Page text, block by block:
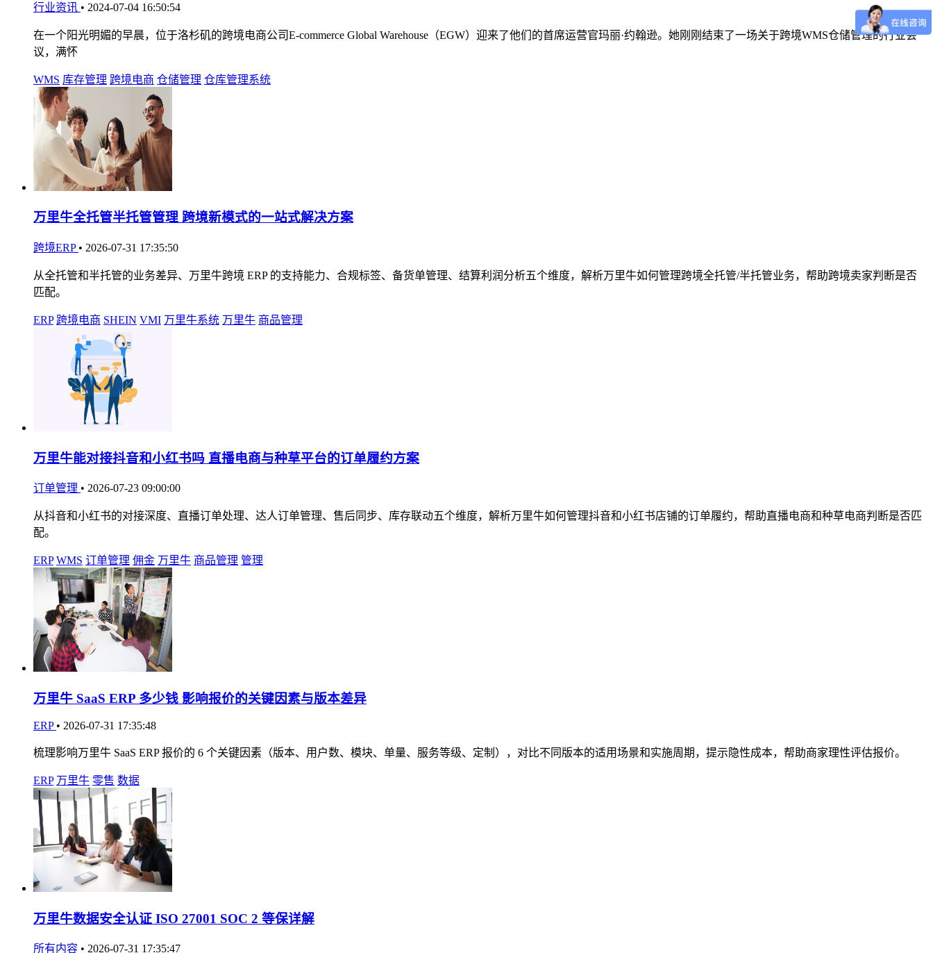
行业资讯 • 2024-07-04 16:50:54
在一个阳光明媚的早晨，位于洛杉矶的跨境电商公司E-commerce Global Warehouse（EGW）迎来了他们的首席运营官玛丽·约翰逊。她刚刚结束了一场关于跨境WMS仓储管理的行业会
议，满怀
WMS 库存管理 跨境电商 仓储管理 仓库管理系统
万里牛全托管半托管管理 跨境新模式的一站式解决方案
跨境ERP • 2026-07-31 17:35:50
从全托管和半托管的业务差异、万里牛跨境 ERP 的支持能力、合规标签、备货单管理、结算利润分析五个维度，解析万里牛如何管理跨境全托管/半托管业务，帮助跨境卖家判断是否
匹配。
ERP 跨境电商 SHEIN VMI 万里牛系统 万里牛 商品管理
万里牛能对接抖音和小红书吗 直播电商与种草平台的订单履约方案
订单管理 • 2026-07-23 09:00:00
从抖音和小红书的对接深度、直播订单处理、达人订单管理、售后同步、库存联动五个维度，解析万里牛如何管理抖音和小红书店铺的订单履约，帮助直播电商和种草电商判断是否匹
配。
ERP WMS 订单管理 佣金 万里牛 商品管理 管理
万里牛 SaaS ERP 多少钱 影响报价的关键因素与版本差异
ERP • 2026-07-31 17:35:48
梳理影响万里牛 SaaS ERP 报价的 6 个关键因素（版本、用户数、模块、单量、服务等级、定制），对比不同版本的适用场景和实施周期，提示隐性成本，帮助商家理性评估报价。
ERP 万里牛 零售 数据
万里牛数据安全认证 ISO 27001 SOC 2 等保详解
所有内容 • 2026-07-31 17:35:47